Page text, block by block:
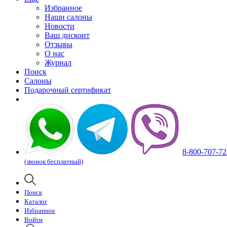
Избранное
Наши салоны
Новости
Ваш дисконт
Отзывы
О нас
Журнал
Поиск
Салоны
Подарочный сертификат
8-800-707-
(звонок бесплатный)
Поиск
Каталог
Избранное
Войти